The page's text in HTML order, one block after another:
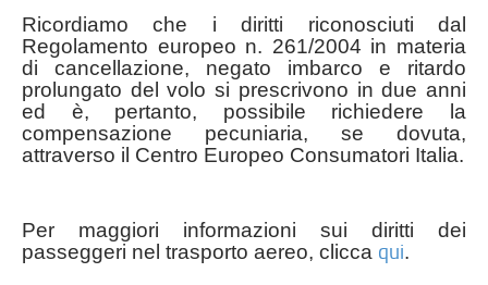
Ricordiamo che i diritti riconosciuti dal
Regolamento europeo n. 261/2004 in materia
di cancellazione, negato imbarco e ritardo
prolungato del volo si prescrivono in due anni
ed è, pertanto, possibile richiedere la
compensazione pecuniaria, se dovuta,
attraverso il Centro Europeo Consumatori Italia.
Per maggiori informazioni sui diritti dei
passeggeri nel trasporto aereo, clicca qui.